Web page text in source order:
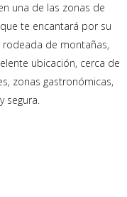
una de las zonas de
te encantará por su
de montañas,
ubicación, cerca de
zonas gastronómicas,
segura.